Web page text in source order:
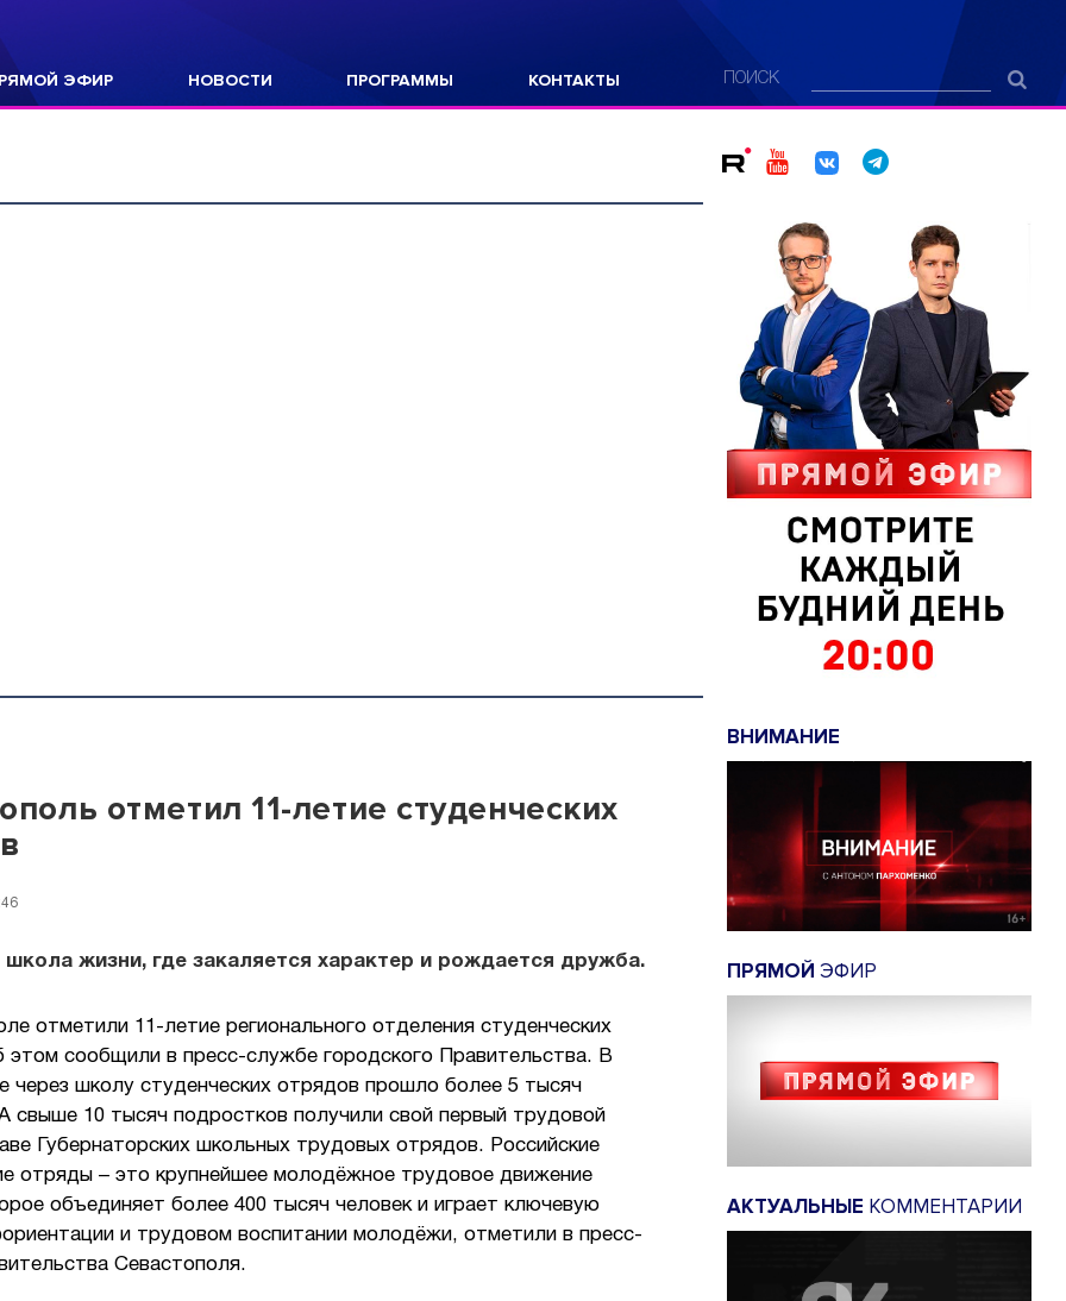
ЭФИР НОВОСТИ ПРОГРАММЫ КОНТАКТЫ ПОИСК
отметил 11-летие студенческих
жизни, где закаляется характер и рождается дружба.
отметили 11-летие регионального отделения студенческих
этом сообщили в пресс-службе городского Правительства. В
через школу студенческих отрядов прошло более 5 тысяч
свыше 10 тысяч подростков получили свой первый трудовой
Губернаторских школьных трудовых отрядов. Российские
отряды – это крупнейшее молодёжное трудовое движение
объединяет более 400 тысяч человек и играет ключевую
и трудовом воспитании молодёжи, отметили в пресс-
Севастополя.
ВНИМАНИЕ
ПРЯМОЙ ЭФИР
АКТУАЛЬНЫЕ КОММЕНТАРИИ